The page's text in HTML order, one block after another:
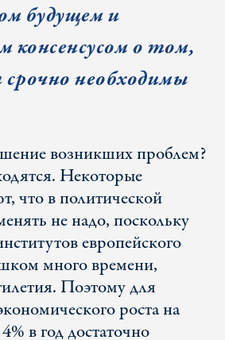
будущем и
консенсусом о том,
необходимы
возникших проблем?
Некоторые
что в политической
не надо, поскольку
европейского
много времени,
Поэтому для
роста на
в год достаточно